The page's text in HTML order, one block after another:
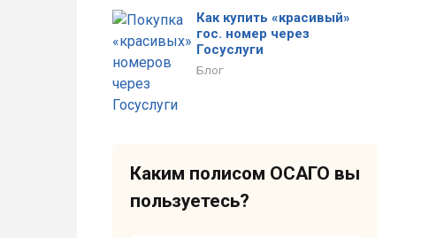
Как купить «красивый»
гос. номер через
Госуслуги
Блог
Каким полисом ОСАГО вы
пользуетесь?